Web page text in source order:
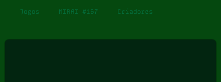
Jogos MIRAI #167 Criadores